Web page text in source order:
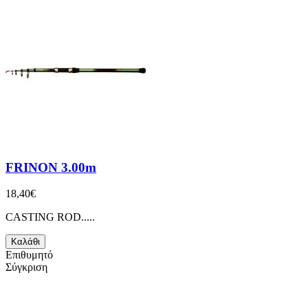
FRINON 3.00m
18,40€
CASTING ROD.....
Καλάθι
Επιθυμητό
Σύγκριση